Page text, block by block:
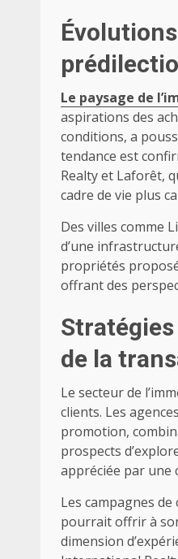
Le paysage de
aspirations des
conditions, a
tendance est
Realty et Laforêt,
cadre de vie plus
Des villes comme
d’une
propriétés
offrant des
de la
Le secteur de
clients. Les
promotion,
prospects
appréciée par une
Les campagnes
pourrait offrir à
dimension